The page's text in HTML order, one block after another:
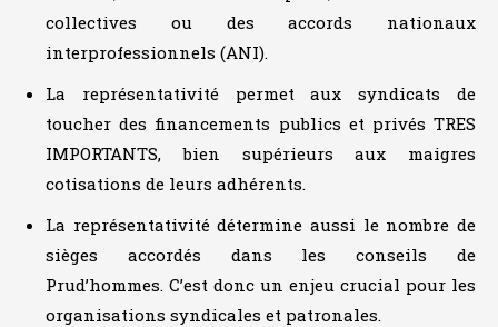
collectives ou des accords nationaux
interprofessionnels (ANI).
La représentativité permet aux syndicats de
toucher des financements publics et privés TRES
IMPORTANTS, bien supérieurs aux maigres
cotisations de leurs adhérents.
La représentativité détermine aussi le nombre de
sièges accordés dans les conseils de
Prud’hommes. C’est donc un enjeu crucial pour les
organisations syndicales et patronales.